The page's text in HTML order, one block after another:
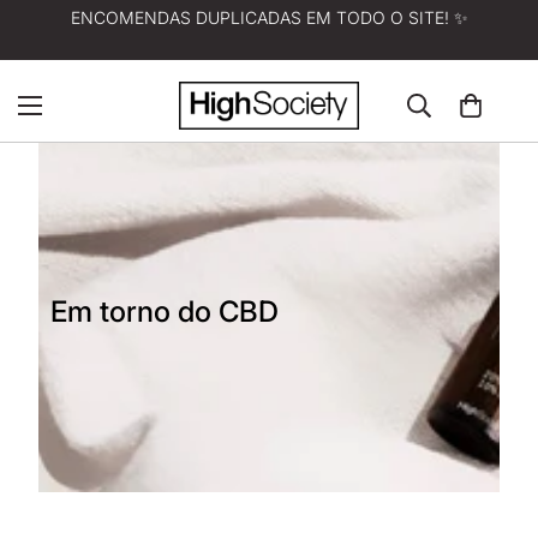
ENCOMENDAS DUPLICADAS EM TODO O SITE! ✨
Em torno do CBD